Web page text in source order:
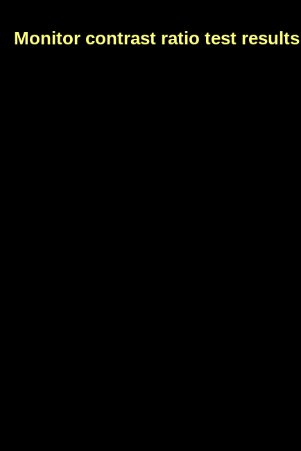
Monitor contrast ratio test